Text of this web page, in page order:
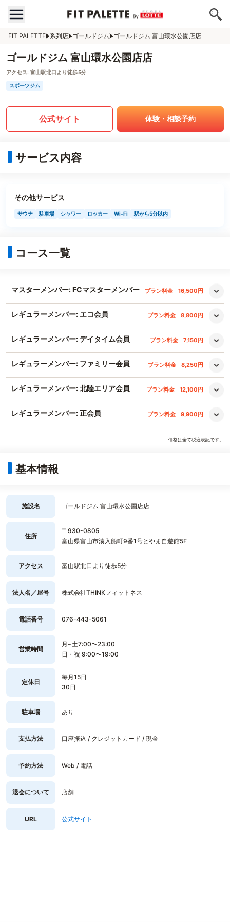
FIT PALETTE 系列店 ゴールドジム ゴールドジム 富山環水公園店店
ゴールドジム 富山環水公園店店
アクセス: 富山駅北口より徒歩5分
スポーツジム
公式サイト 体験・相談予約
サービス内容
その他サービス
サウナ 駐車場 シャワー ロッカー Wi-Fi 駅から5分以内
コース一覧
マスターメンバー: FCマスターメンバー プラン料金 16,500円
レギュラーメンバー: エコ会員 プラン料金 8,800円
レギュラーメンバー: デイタイム会員 プラン料金 7,150円
レギュラーメンバー: ファミリー会員 プラン料金 8,250円
レギュラーメンバー: 北陸エリア会員 プラン料金 12,100円
レギュラーメンバー: 正会員 プラン料金 9,900円
価格は全て税込表記です。
基本情報
施設名 ゴールドジム 富山環水公園店店
住所
〒930-0805
富山県富山市湊入船町9番1号とやま自遊館5F
アクセス 富山駅北口より徒歩5分
法人名／屋号 株式会社THINKフィットネス
電話番号 076-443-5061
営業時間
月~土7:00〜23:00
日・祝 9:00〜19:00
定休日
毎月15日
30日
駐車場 あり
支払方法 口座振込 / クレジットカード / 現金
予約方法 Web / 電話
退会について 店舗
URL 公式サイト